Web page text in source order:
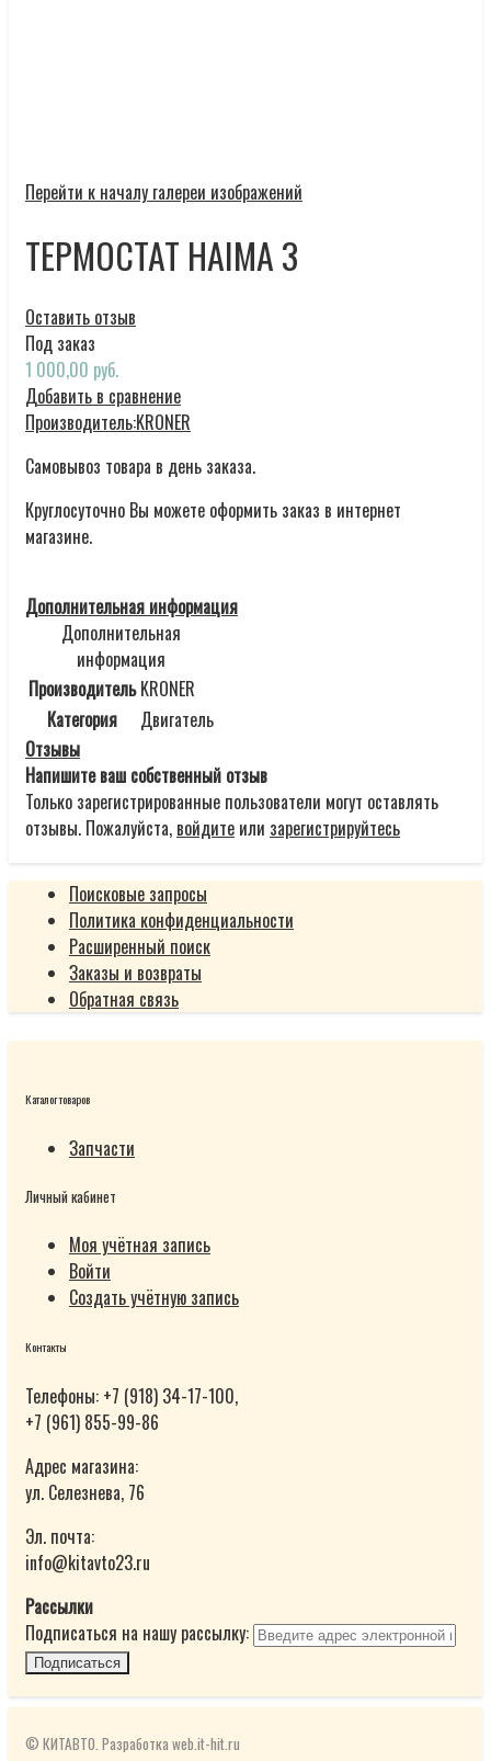
Перейти к началу галереи изображений
ТЕРМОСТАТ HAIMA 3
Оставить отзыв
Под заказ
1 000,00 руб.
Добавить в сравнение
Производитель:KRONER
Самовывоз товара в день заказа.
Круглосуточно Вы можете оформить заказ в интернет
магазине.
Дополнительная информация
Дополнительная
информация
Производитель KRONER
Категория
Двигатель
Отзывы
Напишите ваш собственный отзыв
Только зарегистрированные пользователи могут оставлять
отзывы. Пожалуйста, войдите или зарегистрируйтесь
Поисковые запросы
Политика конфиденциальности
Расширенный поиск
Заказы и возвраты
Обратная связь
Каталог товаров
Запчасти
Личный кабинет
Моя учётная запись
Войти
Создать учётную запись
Контакты
Телефоны: +7 (918) 34-17-100,
+7 (961) 855-99-86
Адрес магазина:
ул. Селезнева, 76
Эл. почта:
info@kitavto23.ru
Рассылки
Подписаться на нашу рассылку:
Подписаться
© КИТАВТО. Разработка web.it-hit.ru